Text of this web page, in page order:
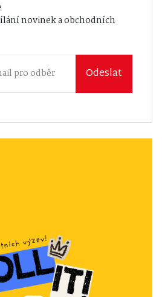
novinek a obchodních
Odeslat